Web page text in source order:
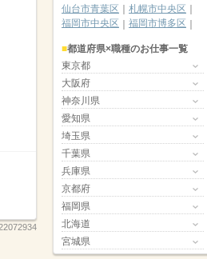
仙台市青葉区
札幌市中央区
福岡市中央区
福岡市博多区
都道府県×職種のお仕事一覧
東京都
大阪府
神奈川県
愛知県
埼玉県
千葉県
兵庫県
京都府
福岡県
北海道
宮城県